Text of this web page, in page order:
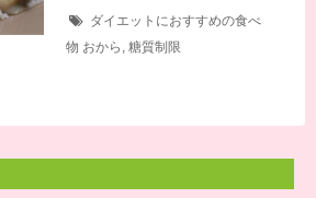
ダイエットにおすすめの食べ
物 おから , 糖質制限